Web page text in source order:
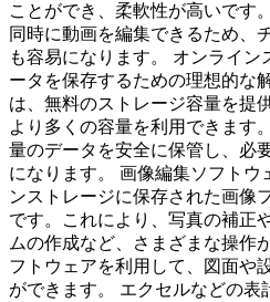
ことができ、柔軟性が高いです
同時に動画を編集できるため、
も容易になります。 オンライ
ータを保存するための理想的な
は、無料のストレージ容量を提
より多くの容量を利用できます
量のデータを安全に保管し、必
になります。 画像編集ソフトウ
ンストレージに保存された画像
です。これにより、写真の補正
ムの作成など、さまざまな操作
フトウェアを利用して、図面や
ができます。 エクセルなどの表